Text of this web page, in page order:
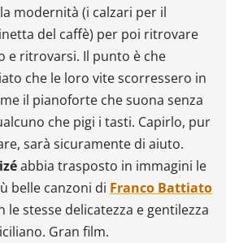
modernità (i calzari per il
del caffè) per poi ritrovare
e ritrovarsi. Il punto è che
che le loro vite scorressero in
il pianoforte che suona senza
che pigi i tasti. Capirlo, pur
sarà sicuramente di aiuto.
abbia trasposto in immagini le
belle canzoni di Franco Battiato
le stesse delicatezza e gentilezza
Gran film.